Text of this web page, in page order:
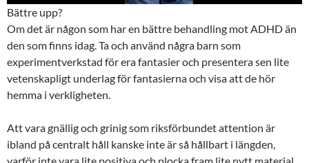
Bättre upp?
Om det är någon som har en bättre behandling mot ADHD än
den som finns idag. Ta och använd några barn som
experimentverkstad för era fantasier och presentera sen lite
vetenskapligt underlag för fantasierna och visa att de hör
hemma i verkligheten.
Att vara gnällig och grinig som riksförbundet attention är
ibland på centralt håll kanske inte är så hållbart i längden,